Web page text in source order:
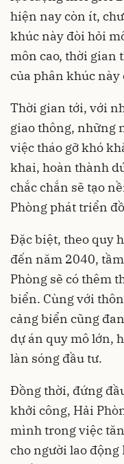
hiện nay còn ít,
khúc này đòi hỏi
môn cao, thời gian
của phân khúc này
Thời gian tới, với
giao thông, những
việc tháo gỡ khó
khai, hoàn thành
chắc chắn sẽ tạo
Phòng phát triển
Đặc biệt, theo quy
đến năm 2040,
Phòng sẽ có thêm
biển. Cùng với
cảng biển cũng
dự án quy mô lớn,
làn sóng đầu tư.
Đồng thời, đứng
khởi công, Hải
mình trong việc
cho người lao động